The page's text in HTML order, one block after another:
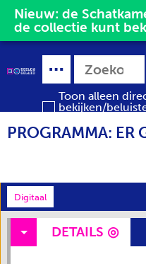
Toon alleen
bekijken/
PROGRAMMA: ER
Digitaal
DETAILS
Nieuw: de
de collectie kunt